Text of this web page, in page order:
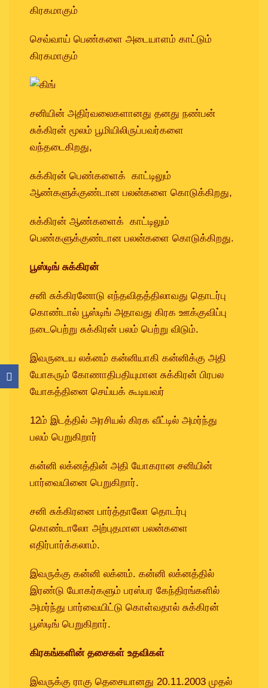
கிரகமாகும்
செவ்வாய் பெண்களை அடையாளம் காட்டும்
கிரகமாகும்
சனியின் அதிர்வலைகளானது தனது நண்பன்
சுக்கிரன் மூலம் பூமியிலிருப்பவர்களை
வந்தடைகிறது,
சுக்கிரன் பெண்களைக் காட்டிலும்
ஆண்களுக்குண்டான பலன்களை கொடுக்கிறது,
சுக்கிரன் ஆண்களைக் காட்டிலும்
பெண்களுக்குண்டான பலன்களை கொடுக்கிறது.
பூஸ்டிங் சுக்கிரன்
சனி சுக்கிரனோடு எந்தவிதத்திலாவது தொடர்பு
கொண்டால் பூஸ்டிங் அதாவது கிரக ஊக்குவிப்பு
நடைபெற்று சுக்கிரன் பலம் பெற்று விடும்.
இவருடைய லக்னம் கன்னியாகி கன்னிக்கு அதி
யோகரும் கோணாதிபதியுமான சுக்கிரன் பிரபல
யோகத்தினை செய்யக் கூடியவர்
12ம் இடத்தில் அரசியல் கிரக வீட்டில் அமர்ந்து
பலம் பெறுகிறார்
கன்னி லக்னத்தின் அதி யோகரான சனியின்
பார்வையினை பெறுகிறார்.
சனி சுக்கிரனை பார்த்தாலோ தொடர்பு
கொண்டாலோ அற்புதமான பலன்களை
எதிர்பார்க்கலாம்.
இவருக்கு கன்னி லக்னம். கன்னி லக்னத்தில்
இரண்டு யோகர்களும் பரஸ்பர கேந்திரங்களில்
அமர்ந்து பார்வையிட்டு கொள்வதால் சுக்கிரன்
பூஸ்டிங் பெறுகிறார்.
கிரகங்களின் தசைகள் உதவிகள்
இவருக்கு ராகு தெசையானது 20.11.2003 முதல்